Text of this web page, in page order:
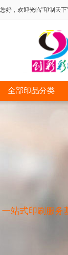
您好，欢迎光临”印制天
全部印品分类
一站式印刷服务